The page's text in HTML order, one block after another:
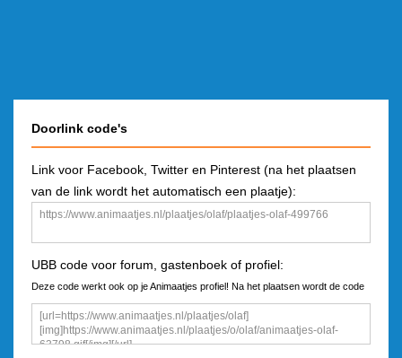
Doorlink code's
Link voor Facebook, Twitter en Pinterest (na het plaatsen
van de link wordt het automatisch een plaatje):
UBB code voor forum, gastenboek of profiel:
Deze code werkt ook op je Animaatjes profiel! Na het plaatsen wordt de code
een plaatje